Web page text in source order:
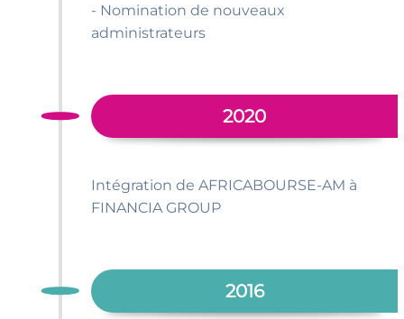
- Nomination de nouveaux
administrateurs
2020
Intégration de AFRICABOURSE-AM à
FINANCIA GROUP
2016